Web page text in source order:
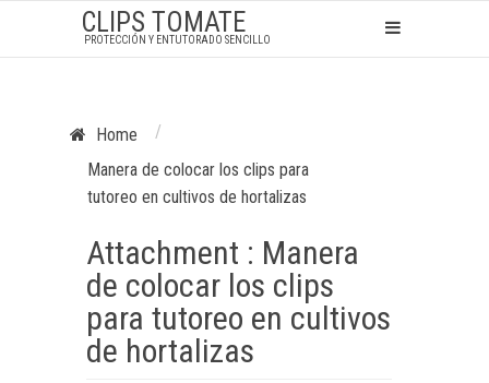
CLIPS TOMATE
PROTECCIÓN Y ENTUTORADO SENCILLO
Home
/
Manera de colocar los clips para
tutoreo en cultivos de hortalizas
Attachment : Manera
de colocar los clips
para tutoreo en cultivos
de hortalizas